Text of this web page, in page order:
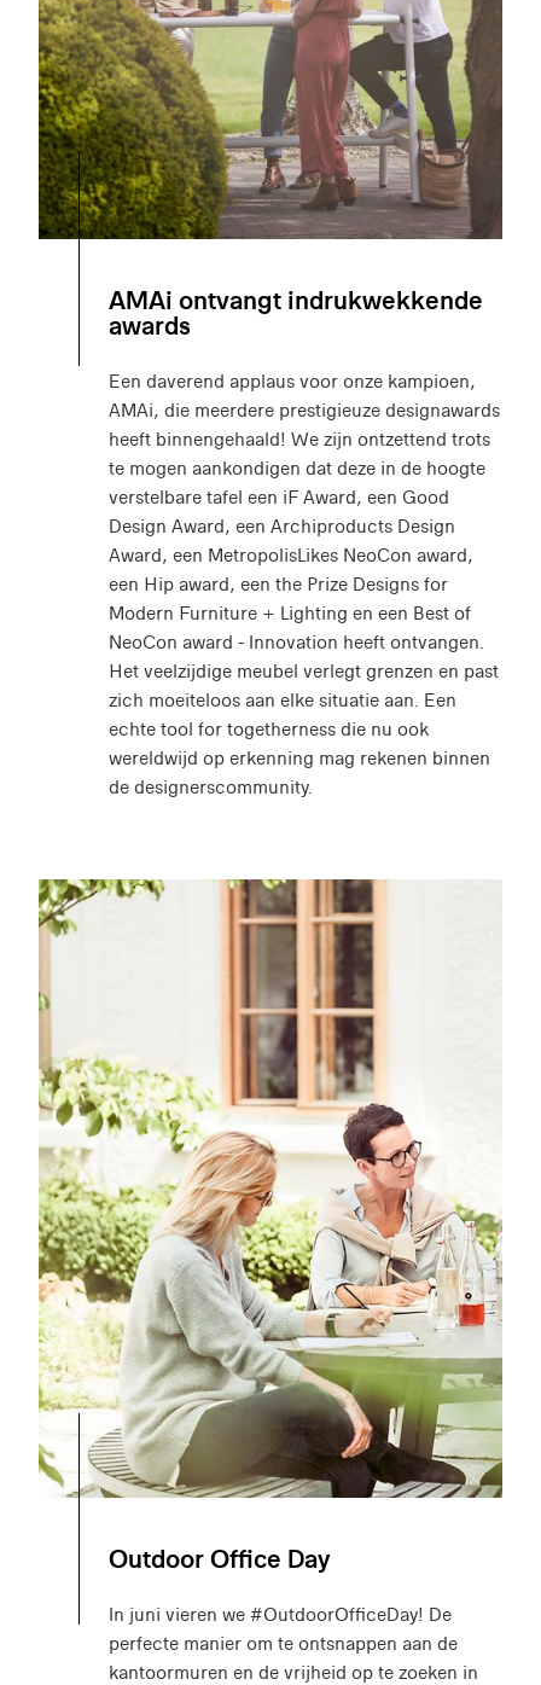
AMAi ontvangt indrukwekkende
awards
Een daverend applaus voor onze kampioen,
AMAi, die meerdere prestigieuze designawards
heeft binnengehaald! We zijn ontzettend trots
te mogen aankondigen dat deze in de hoogte
verstelbare tafel een iF Award, een Good
Design Award, een Archiproducts Design
Award, een MetropolisLikes NeoCon award,
een Hip award, een the Prize Designs for
Modern Furniture + Lighting en een Best of
NeoCon award - Innovation heeft ontvangen.
Het veelzijdige meubel verlegt grenzen en past
zich moeiteloos aan elke situatie aan. Een
echte tool for togetherness die nu ook
wereldwijd op erkenning mag rekenen binnen
de designerscommunity.
Outdoor Office Day
In juni vieren we #OutdoorOfficeDay! De
perfecte manier om te ontsnappen aan de
kantoormuren en de vrijheid op te zoeken in